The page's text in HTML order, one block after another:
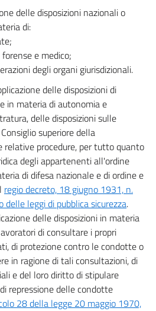
delle disposizioni nazionali o
di:
e medico;
degli organi giurisdizionali.
delle disposizioni di
in materia di autonomia e
delle disposizioni sulle
superiore della
relative procedure, per tutto quanto
degli appartenenti all'ordine
di difesa nazionale e di ordine e
regio decreto, 18 giugno 1931, n.
delle leggi di pubblica sicurezza.
delle disposizioni in materia
di consultare i propri
di protezione contro le condotte o
in ragione di tali consultazioni, di
e del loro diritto di stipulare
repressione delle condotte
28 della legge 20 maggio 1970,